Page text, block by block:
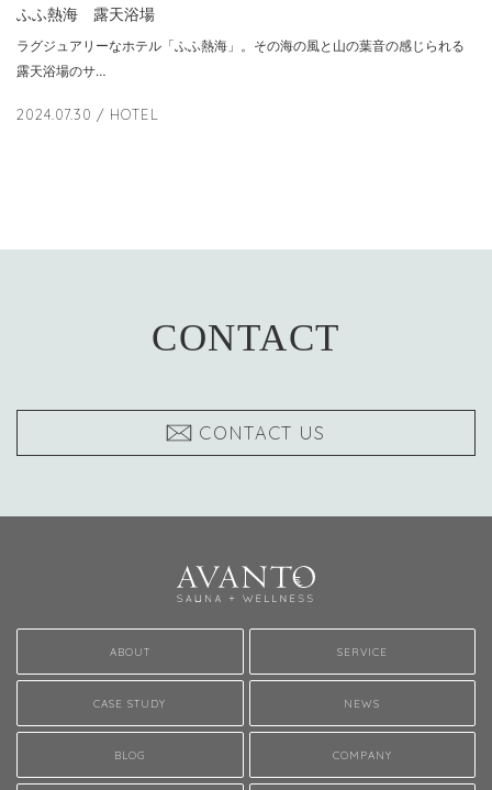
ふふ熱海 露天浴場
ラグジュアリーなホテル「ふふ熱海」。その海の風と山の葉音の感じられる
露天浴場のサ…
2024.07.30 / HOTEL
CONTACT
CONTACT US
ABOUT SERVICE
CASE STUDY NEWS
BLOG COMPANY